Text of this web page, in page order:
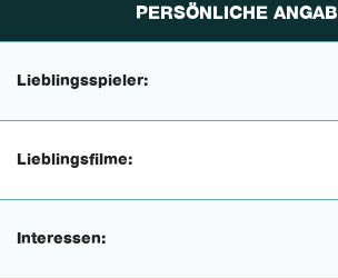
PERSÖNLICHE
Lieblingsspieler:
Lieblingsfilme:
Interessen: